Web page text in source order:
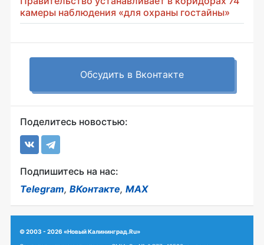
камеры наблюдения «для охраны гостайны»
Обсудить в Вконтакте
Поделитесь новостью:
Подпишитесь на нас:
Telegram, ВКонтакте, MAX
© 2003 - 2026 «Новый Калининград.Ru»